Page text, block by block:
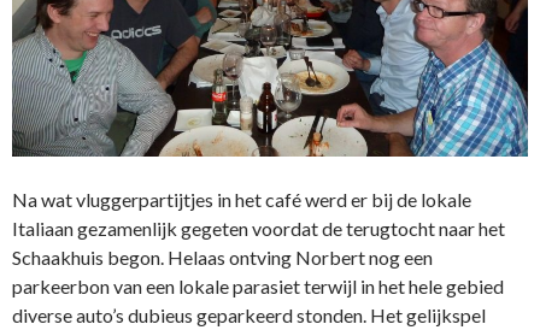
Na wat vluggerpartijtjes in het café werd er bij de lokale
Italiaan gezamenlijk gegeten voordat de terugtocht naar het
Schaakhuis begon. Helaas ontving Norbert nog een
parkeerbon van een lokale parasiet terwijl in het hele gebied
diverse auto’s dubieus geparkeerd stonden. Het gelijkspel